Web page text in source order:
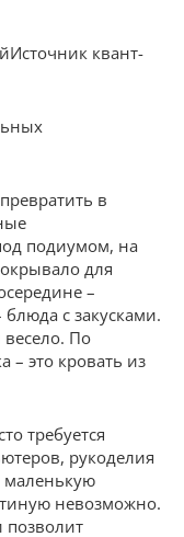
квант-
в
подиумом, на
для
–
с закусками.
весело. По
– это кровать из
требуется
рукоделия
маленькую
невозможно.
позволит